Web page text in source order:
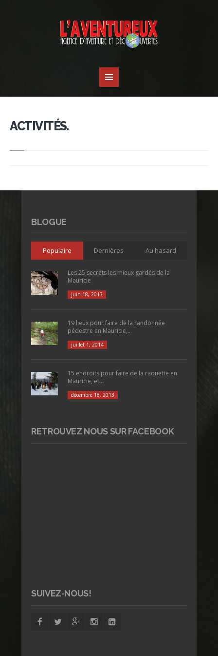
ACTIVITÉS.
BLOGUE
Populaire Dernières Au hasard
Les 25 secrets les mieux gardés de la
Mauricie
juin 18, 2013
19 lieux pour faire de la randonnée
pédestre en Mauricie,...
juillet 1, 2014
15 endroits pour faire de la raquette en
Mauricie, et...
décembre 18, 2013
RETROUVEZ NOUS SUR FACEBOOK
SUIVEZ-NOUS!